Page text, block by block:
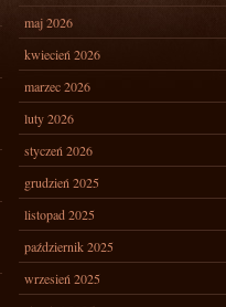
maj 2026
kwiecień 2026
marzec 2026
luty 2026
styczeń 2026
grudzień 2025
listopad 2025
październik 2025
wrzesień 2025